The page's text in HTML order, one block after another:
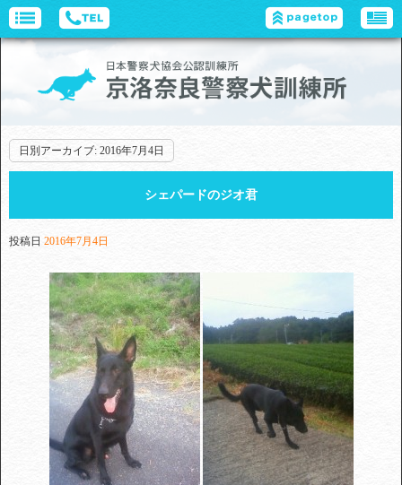
日別アーカイブ: 2016年7月4日
シェパードのジオ君
投稿日 2016年7月4日